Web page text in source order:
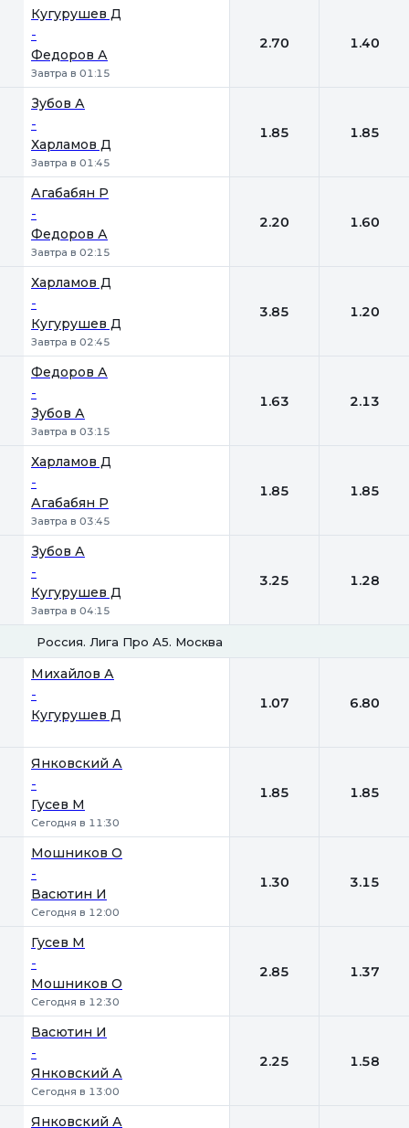
Кугурушев Д
-
Федоров А
Завтра в 01:15
2.70 1.40
Зубов А
-
Харламов Д
Завтра в 01:45
1.85 1.85
Агабабян Р
-
Федоров А
Завтра в 02:15
2.20 1.60
Харламов Д
-
Кугурушев Д
Завтра в 02:45
3.85 1.20
Федоров А
-
Зубов А
Завтра в 03:15
1.63 2.13
Харламов Д
-
Агабабян Р
Завтра в 03:45
1.85 1.85
Зубов А
-
Кугурушев Д
Завтра в 04:15
3.25 1.28
Россия. Лига Про А5. Москва
Михайлов А
-
Кугурушев Д
1.07 6.80
Янковский А
-
Гусев М
Сегодня в 11:30
1.85 1.85
Мошников О
-
Васютин И
Сегодня в 12:00
1.30 3.15
Гусев М
-
Мошников О
Сегодня в 12:30
2.85 1.37
Васютин И
-
Янковский А
Сегодня в 13:00
2.25 1.58
Янковский А